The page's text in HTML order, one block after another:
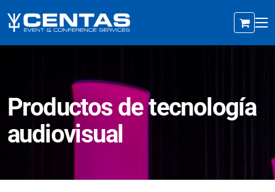
Productos de tecnología
audiovisual